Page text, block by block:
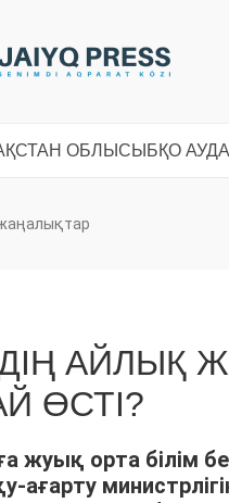
ОБЛЫСЫ БҚО
АЙЛЫҚ
ӨСТІ?
жуық орта білім
ағарту